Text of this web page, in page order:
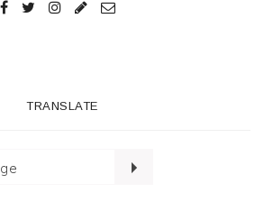
TRANSLATE